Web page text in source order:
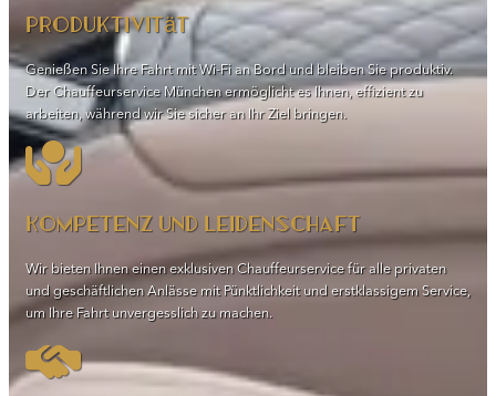
Produktivität
Genießen Sie Ihre Fahrt mit Wi-Fi an Bord und bleiben Sie produktiv.
Der Chauffeurservice München ermöglicht es Ihnen, effizient zu
arbeiten, während wir Sie sicher an Ihr Ziel bringen.
Kompetenz und Leidenschaft
Wir bieten Ihnen einen exklusiven Chauffeurservice für alle privaten
und geschäftlichen Anlässe mit Pünktlichkeit und erstklassigem Service,
um Ihre Fahrt unvergesslich zu machen.